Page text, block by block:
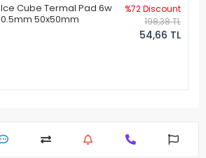
Ice Cube Termal Pad 6w
0.5mm 50x50mm
%72 Discount
198,38 TL
54,66 TL